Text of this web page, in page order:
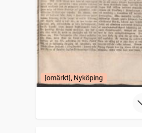
[omärkt], Nyköping